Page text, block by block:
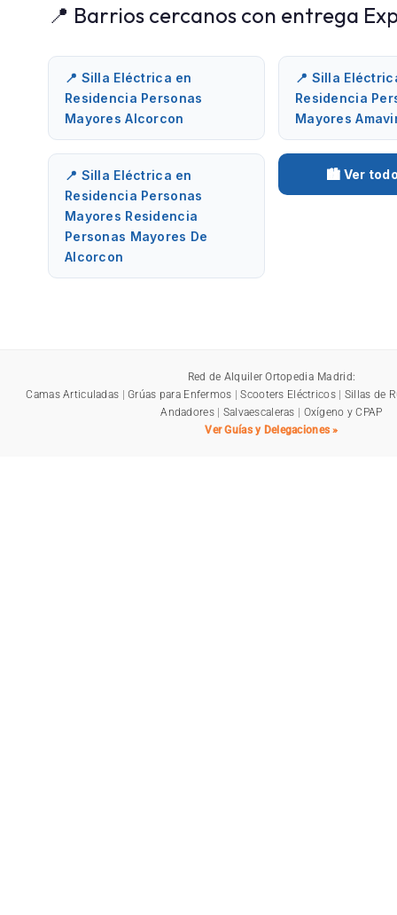
📍 Barrios cercanos con entrega
📍 Silla Eléctrica en
Residencia Personas
Mayores Alcorcon
📍 Silla
Residencia
Mayores
📍 Silla Eléctrica en
Residencia Personas
Mayores Residencia
Personas Mayores De
Alcorcon
🏙️ Ver
Red de Alquiler Ortopedia Madrid:
Camas Articuladas |Grúas para Enfermos |Scooters Eléctricos| Sillas de
Andadores| Salvaescaleras | Oxígeno y CPAP
Ver Guías y Delegaciones »